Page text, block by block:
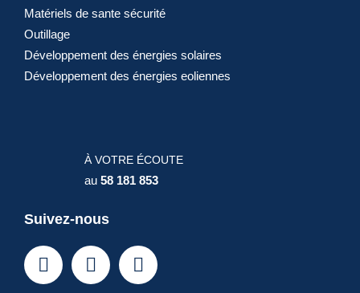
Matériels de sante sécurité
Outillage
Développement des énergies solaires
Développement des énergies eoliennes
À VOTRE ÉCOUTE
au58 181 853
Suivez-nous